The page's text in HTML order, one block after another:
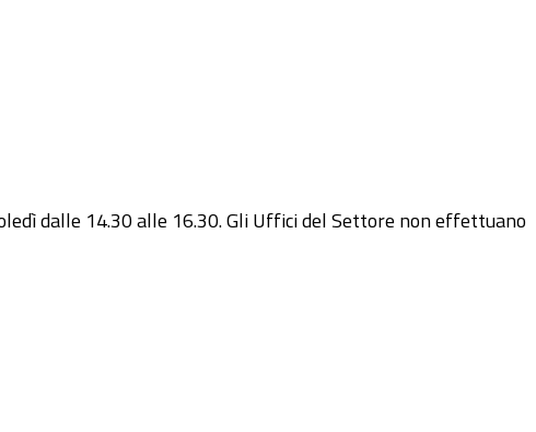
dalle 14.30 alle 16.30. Gli Uffici del Settore non effettuano